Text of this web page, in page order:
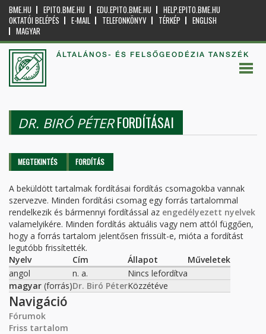
BME.HU EPITO.BME.HU EDU.EPITO.BME.HU
HELP.EPITO.BME.HU
OKTATÓI BELÉPÉS
E-MAIL TELEFONKÖNYV TÉRKÉP
ENGLISH
MAGYAR
ÁLTALÁNOS- ÉS FELSŐGEODÉZIA TANSZÉK
DR. BIRÓ PÉTERFORDÍTÁSAI
Elsődleges fülek
MEGTEKINTÉS FORDÍTÁS
A beküldött tartalmak fordításai fordítás csomagokba vannak
szervezve. Minden fordítási csomag egy forrás tartalommal
rendelkezik és bármennyi fordítással az engedélyezett nyelvek
valamelyikére. Minden fordítás aktuális vagy nem attól függően,
hogy a forrás tartalom jelentősen frissült-e, mióta a fordítást
legutóbb frissítették.
Nyelv
Cím Állapot
Műveletek
angol
n. a.
Nincs lefordítva
magyar (forrás)Dr. Biró PéterKözzétéve
Navigáció
Fórumok
Friss tartalom